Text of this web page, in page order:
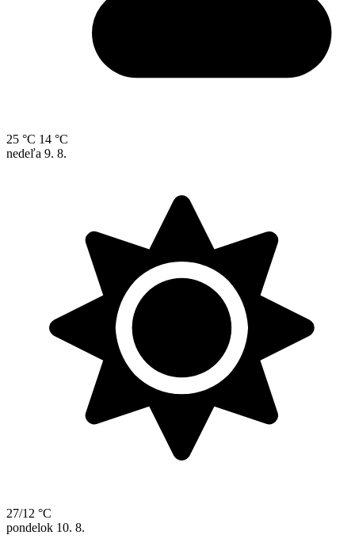
25 °C 14 °C
nedeľa 9. 8.
27/12 °C
pondelok 10. 8.